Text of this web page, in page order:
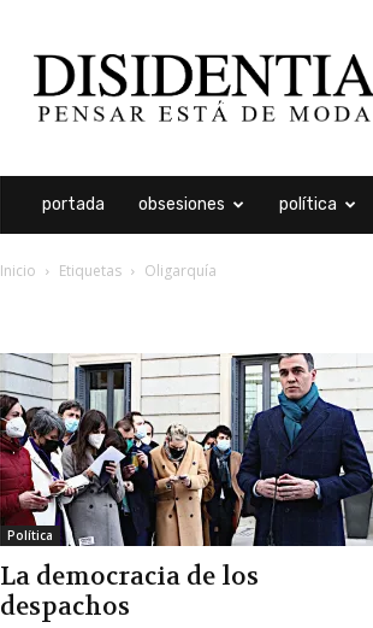
portada obsesiones política
Inicio Etiquetas Oligarquía
Política
La democracia de los
despachos